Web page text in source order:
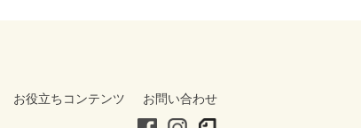
お役立ちコンテンツ お問い合わせ